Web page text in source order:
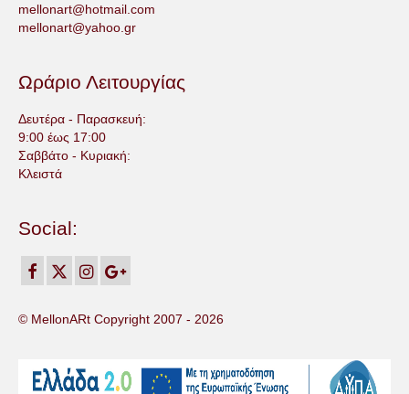
mellonart@hotmail.com
mellonart@yahoo.gr
Ωράριο Λειτουργίας
Δευτέρα - Παρασκευή:
9:00 έως 17:00
Σαββάτο - Κυριακή:
Κλειστά
Social:
© MellonARt Copyright 2007 - 2026